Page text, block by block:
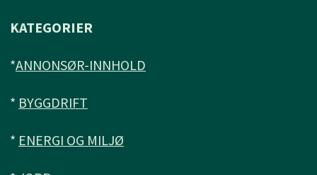
KATEGORIER
*ANNONSØR-INNHOLD
* BYGGDRIFT
* ENERGI OG MILJØ